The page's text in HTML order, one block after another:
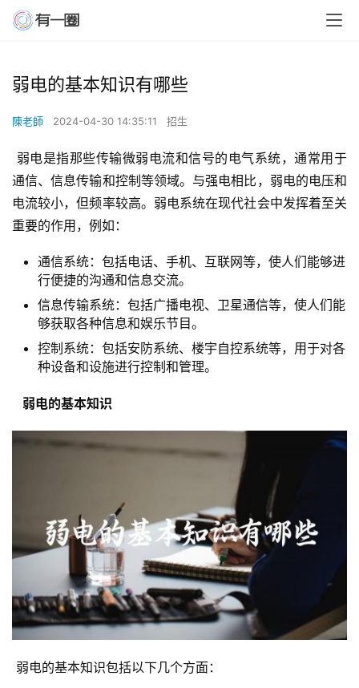
弱电的基本知识有哪些
陳老師 2024-04-30 14:35:11 招生
通信、信息传输和控制等领域。与强电相比，弱电的电压和
电流较小，但频率较高。弱电系统在现代社会中发挥着至关
重要的作用，例如：
通信系统：包括电话、手机、互联网等，使人们能够进
行便捷的沟通和信息交流。
信息传输系统：包括广播电视、卫星通信等，使人们能
够获取各种信息和娱乐节目。
控制系统：包括安防系统、楼宇自控系统等，用于对各
种设备和设施进行控制和管理。
  弱电的基本知识
弱电的基本知识包括以下几个方面：